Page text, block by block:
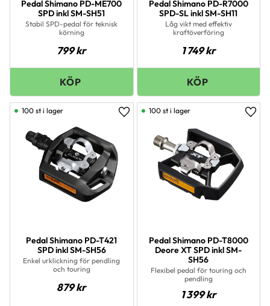
Pedal Shimano PD-ME700
SPD inkl SM-SH51
Stabil SPD-pedal för teknisk
körning
799kr
Pedal Shimano PD-R7000
SPD-SL inkl SM-SH11
Låg vikt med effektiv
kraftöverföring
1 749kr
Pedal Shimano PD-T421
SPD inkl SM-SH56
Enkel urklickning för pendling
och touring
879kr
Lägg till i favoriter
100 st i lager
Pedal Shimano PD-T8000
Deore XT SPD inkl SM-
SH56
Flexibel pedal för touring och
pendling
1 399kr
100 st i lager